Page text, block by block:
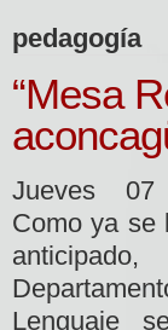
pedagogía
“Mesa
Jueves
Como ya se
Lenguaje